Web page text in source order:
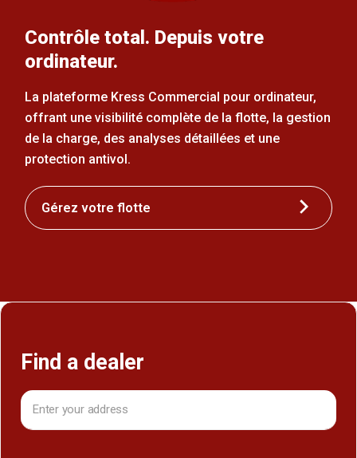
Contrôle total. Depuis votre
ordinateur.
La plateforme Kress Commercial pour ordinateur,
offrant une visibilité complète de la flotte, la gestion
de la charge, des analyses détaillées et une
protection antivol.
Gérez votre flotte
Find a dealer